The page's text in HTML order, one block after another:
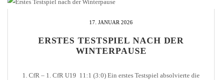
17. JANUAR 2026
ERSTES TESTSPIEL NACH DER
WINTERPAUSE
1. CfR – 1. CfR U19 11:1 (3:0) Ein erstes Testspiel absolvierte die